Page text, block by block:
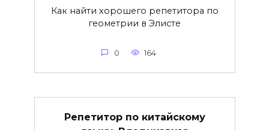
Как найти хорошего репетитора по
геометрии в Элисте
0 164
Репетитор по китайскому